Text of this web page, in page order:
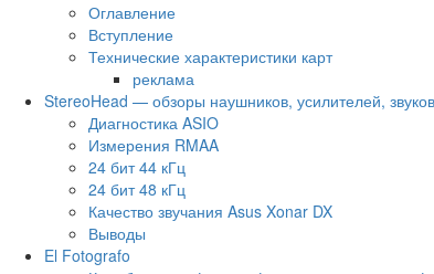
Оглавление
Вступление
Технические характеристики карт
реклама
StereoHead — обзоры наушников, усилителей,
Диагностика ASIO
Измерения RMAA
24 бит 44 кГц
24 бит 48 кГц
Качество звучания Asus Xonar DX
Выводы
El Fotografo